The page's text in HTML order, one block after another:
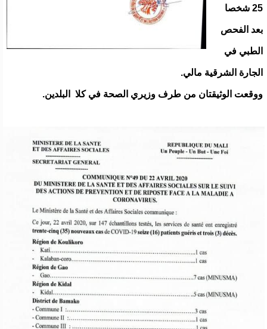
25 شخصا
بعد الفحص
الطبي في
الجارة الشرقية مالي.
ووقعت الوثيقتان من طرف وزيري الصحة في كلا البلدين.